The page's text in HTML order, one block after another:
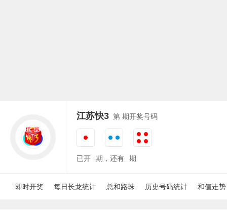
江苏快3 第 期开奖号码
已开 期，还有 期
即时开奖 每日长龙统计 总和路珠 历史号码统计 和值走势